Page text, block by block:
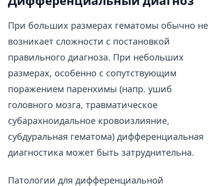
При больших размерах гематомы обычно не
возникает сложности с постановкой
правильного диагноза. При небольших
размерах, особенно с сопутствующим
поражением паренхимы (напр. ушиб
головного мозга, травматическое
субарахноидальное кровоизлияние,
субдуральная гематома) дифференциальная
диагностика может быть затруднительна.
Патологии для дифференциальной